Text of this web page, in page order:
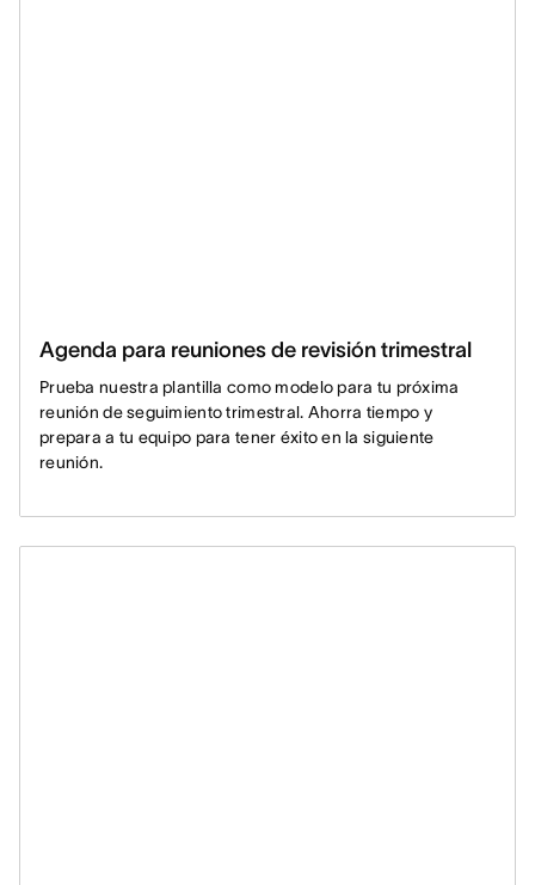
Agenda para reuniones de revisión trimestral
Prueba nuestra plantilla como modelo para tu próxima
reunión de seguimiento trimestral. Ahorra tiempo y
prepara a tu equipo para tener éxito en la siguiente
reunión.